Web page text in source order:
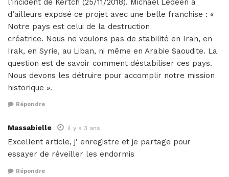
l’incident de Kertch (25/11/2018). Michael Ledeen a
d’ailleurs exposé ce projet avec une belle franchise : «
Notre pays est celui de la destruction
créatrice. Nous ne voulons pas de stabilité en Iran, en
Irak, en Syrie, au Liban, ni même en Arabie Saoudite. La
question est de savoir comment déstabiliser ces pays.
Nous devons les détruire pour accomplir notre mission
historique ».
Répondre
Massabielle il y a 3 ans
Excellent article, j’ enregistre et je partage pour
essayer de réveiller les endormis
Répondre